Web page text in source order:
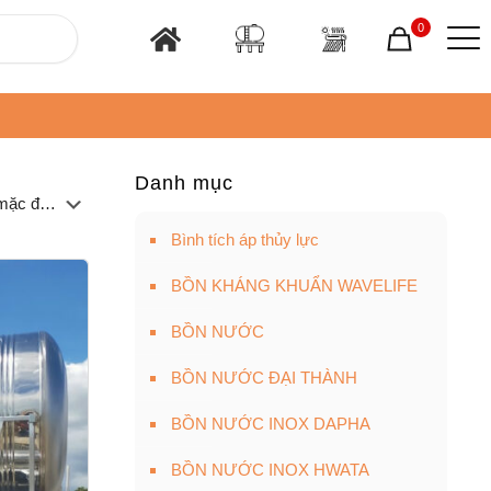
0
Danh mục
Bình tích áp thủy lực
BỒN KHÁNG KHUẨN WAVELIFE
BỒN NƯỚC
BỒN NƯỚC ĐẠI THÀNH
BỒN NƯỚC INOX DAPHA
BỒN NƯỚC INOX HWATA